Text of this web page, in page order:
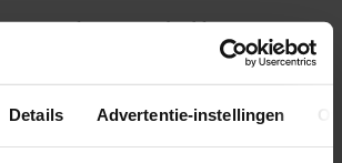
Details Advertentie-instellingen
deze sterrenbeelden
op iets leuks verheugen
Mandy: ‘Een bericht van de BN’er.
Mijn lijf reageert’